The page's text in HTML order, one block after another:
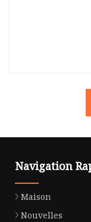
Navigation
Maison
Nouvelles